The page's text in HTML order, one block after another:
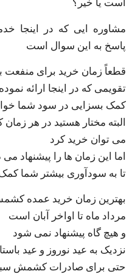
است یا خیر؟
مشاوره ایی که در اینجا
پاسخ به این سوال است
قطعاً زمان خرید برای منفعت
تقویمی که در اینجا ارائه
کمک بسزایی در سود شما
البته مختار هستید در هر
می توان خرید کرد
اما این زمان ها را پیشنهاد می
تا به سودآوری بیشتر شما
بهترین زمان خرید عمده
مرداد ماه تا اواخر آبان است
و هیچ گاه پیشنهاد نمی شود
نزدیک به عید نوروز و عید
حتی برای صادرات کشمش